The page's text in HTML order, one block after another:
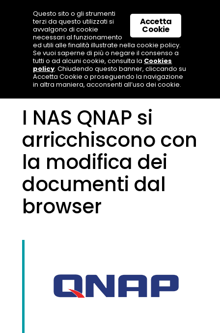
I NAS QNAP si
arricchiscono con
la modifica dei
documenti dal
browser
Accetta
Cookie
Questo sito o gli strumenti
terzi da questo utilizzati si
avvalgono di cookie
necessari al funzionamento
ed utili alle finalità illustrate nella cookie policy.
Se vuoi saperne di più o negare il consenso a
tutti o ad alcuni cookie, consulta la Cookies
policy. Chiudendo questo banner, cliccando su
Accetta Cookie o proseguendo la navigazione
in altra maniera, acconsenti all’uso dei cookie.